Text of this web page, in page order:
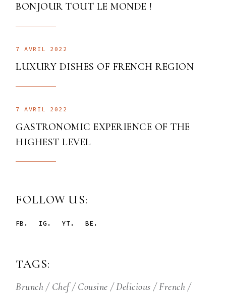
BONJOUR TOUT LE MONDE !
7 AVRIL 2022
LUXURY DISHES OF FRENCH REGION
7 AVRIL 2022
GASTRONOMIC EXPERIENCE OF THE
HIGHEST LEVEL
FOLLOW US:
FB. IG. YT. BE.
TAGS:
Brunch Chef Cousine Delicious
French